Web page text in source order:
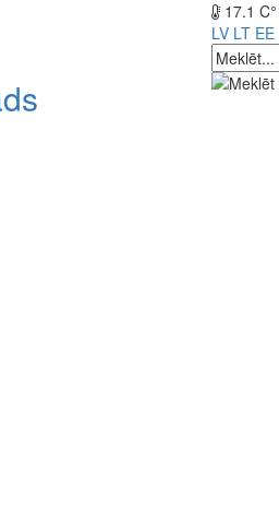
17.1 C°
LV LT EE